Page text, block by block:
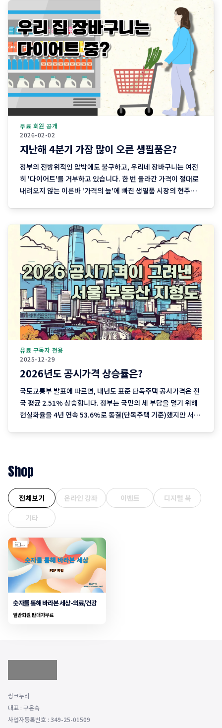
2026-02-02
무료 회원 공개
지난해 4분기 가장 많이 오른 생필품은?
정부의 전방위적인 압박에도 불구하고, 우리네 장바구니는 여전
히 '다이어트'를 거부하고 있습니다. 한 번 올라간 가격이 절대로
내려오지 않는 이른바 '가격의 늪'에 빠진 생필품 시장의 현주소
와 달걀 한 판을 집어 든 당신, 결제창에
2025-12-29
유료 구독자 전용
2026년도 공시가격 상승률은?
국토교통부 발표에 따르면, 내년도 표준 단독주택 공시가격은 전
국 평균 2.51% 상승합니다. 정부는 국민의 세 부담을 덜기 위해
현실화율을 4년 연속 53.6%로 동결(단독주택 기준)했지만 서울
Shop
전체보기 온라인 강좌 이벤트
디지털 북
기타
숫자를 통해 바라본 세상-의료/건강
일반회원 판매가무료
씽크누리
대표 : 구은숙
사업자등록번호 : 349-25-01509